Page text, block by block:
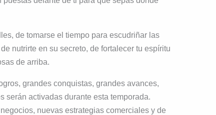
de tomarse el tiempo para escudriñar las
nutrirte en su secreto, de fortalecer tu espíritu
de arriba.
grandes conquistas, grandes avances,
serán activadas durante esta temporada.
nuevas estrategias comerciales y de